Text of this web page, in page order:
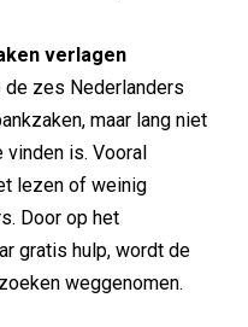
verlagen
zes Nederlanders
maar lang niet
is. Vooral
lezen of weinig
Door op het
gratis hulp, wordt de
weggenomen.